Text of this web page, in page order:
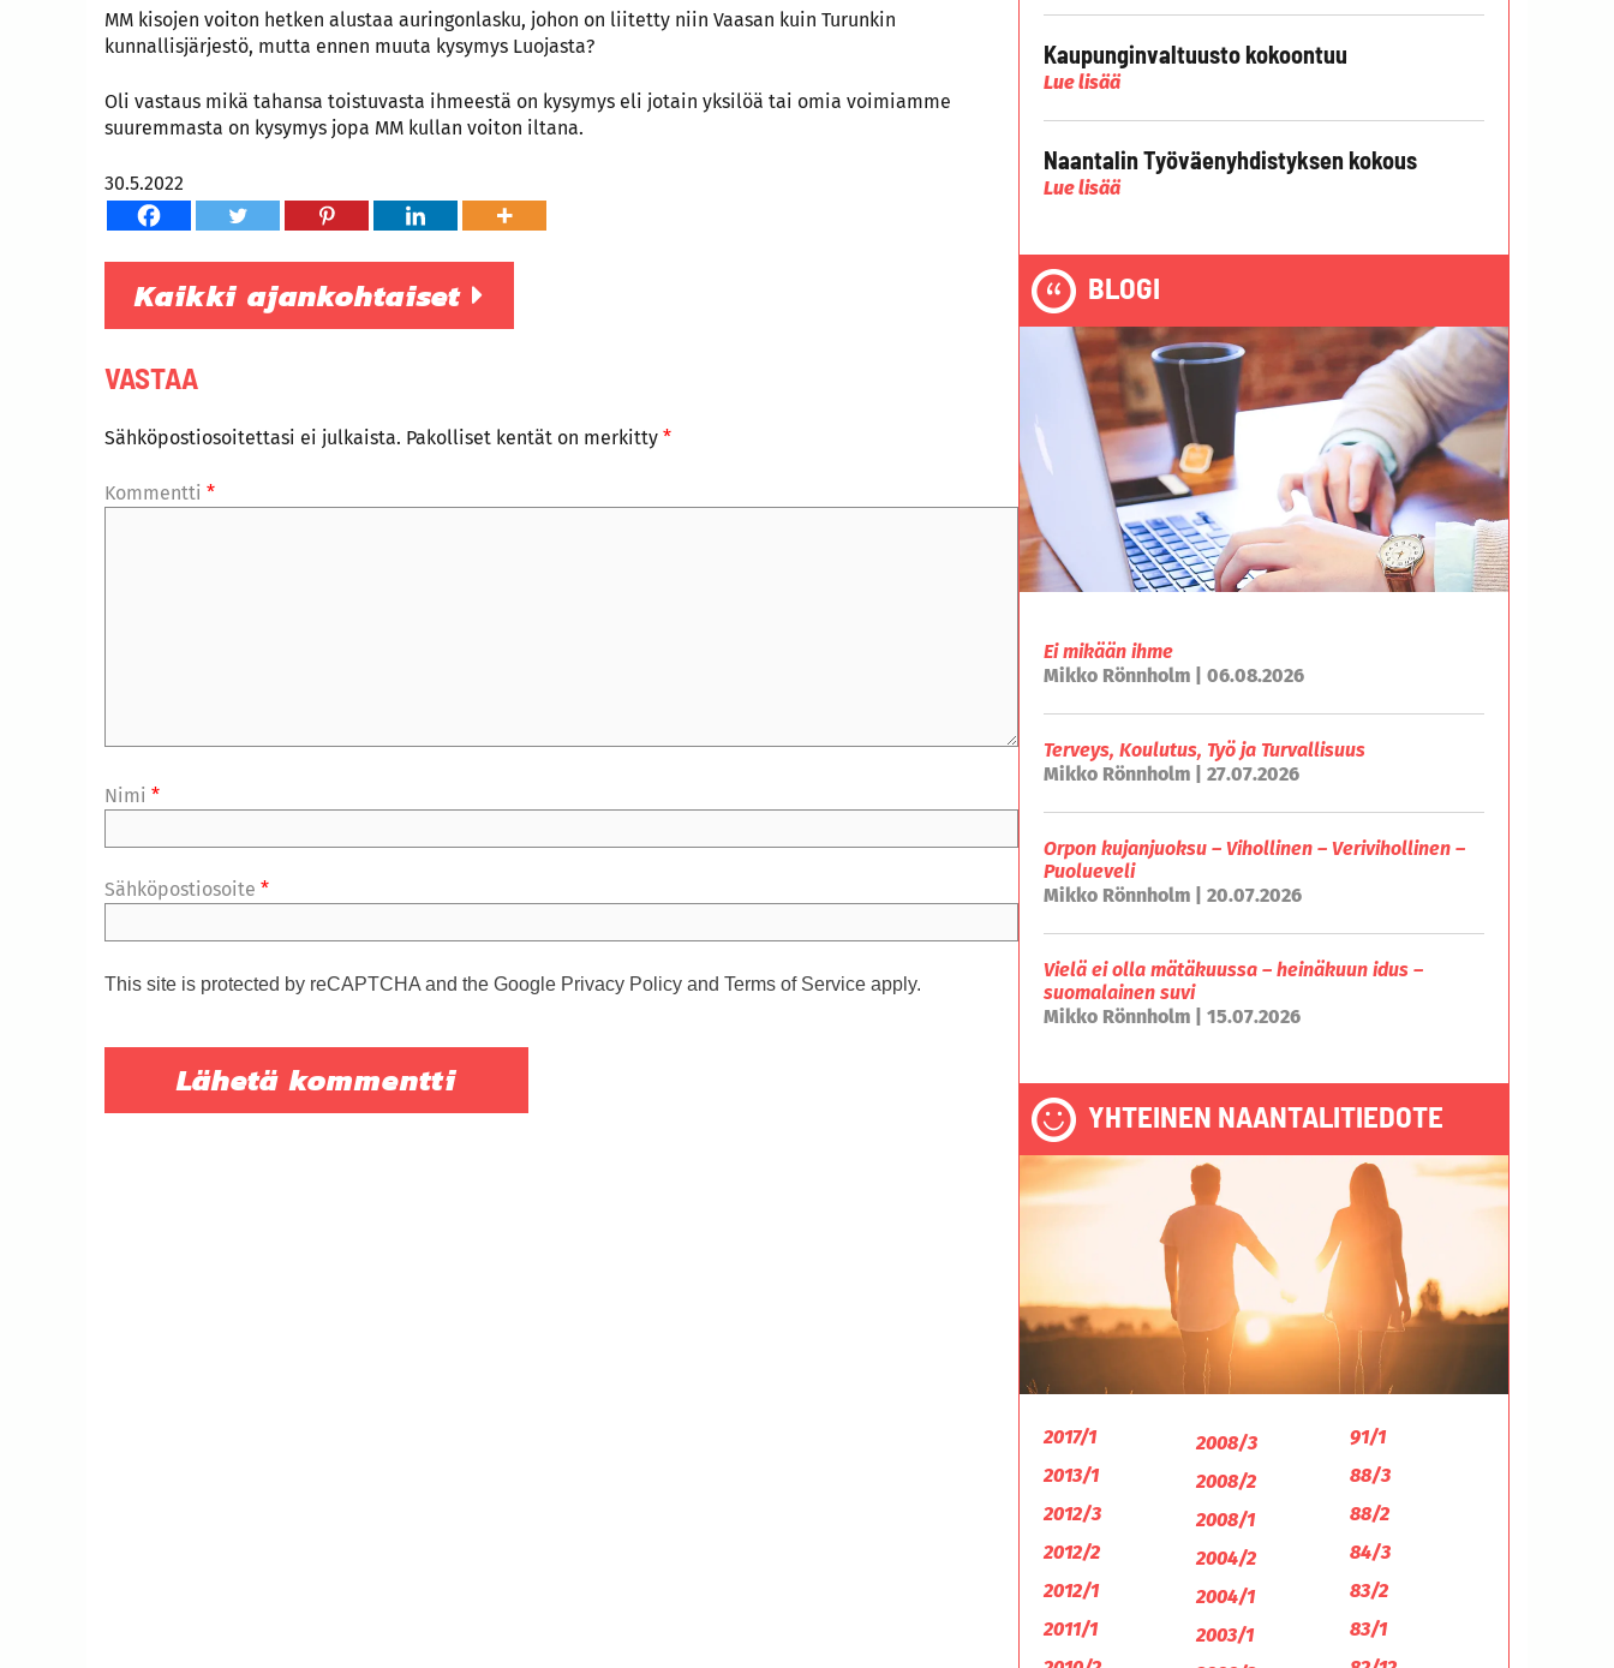
MM kisojen voiton hetken alustaa auringonlasku, johon on liitetty niin Vaasan kuin Turunkin
kunnallisjärjestö, mutta ennen muuta kysymys Luojasta?
Oli vastaus mikä tahansa toistuvasta ihmeestä on kysymys eli jotain yksilöä tai omia voimiamme
suuremmasta on kysymys jopa MM kullan voiton iltana.
30.5.2022
Kaikki ajankohtaiset
VASTAA
Sähköpostiosoitettasi ei julkaista. Pakolliset kentät on merkitty *
Kommentti *
Nimi *
Sähköpostiosoite *
This site is protected by reCAPTCHA and the Google Privacy Policy and Terms of Service apply.
Kaupunginvaltuusto kokoontuu
Lue lisää
Naantalin Työväenyhdistyksen kokous
Lue lisää
BLOGI
Ei mikään ihme
Mikko Rönnholm | 06.08.2026
Terveys, Koulutus, Työ ja Turvallisuus
Mikko Rönnholm | 27.07.2026
Orpon kujanjuoksu – Vihollinen – Verivihollinen –
Puolueveli
Mikko Rönnholm | 20.07.2026
Vielä ei olla mätäkuussa – heinäkuun idus –
suomalainen suvi
Mikko Rönnholm | 15.07.2026
YHTEINEN NAANTALITIEDOTE
2017/1
2013/1
2012/3
2012/2
2012/1
2011/1
2008/3
2008/2
2008/1
2004/2
2004/1
2003/1
91/1
88/3
88/2
84/3
83/2
83/1